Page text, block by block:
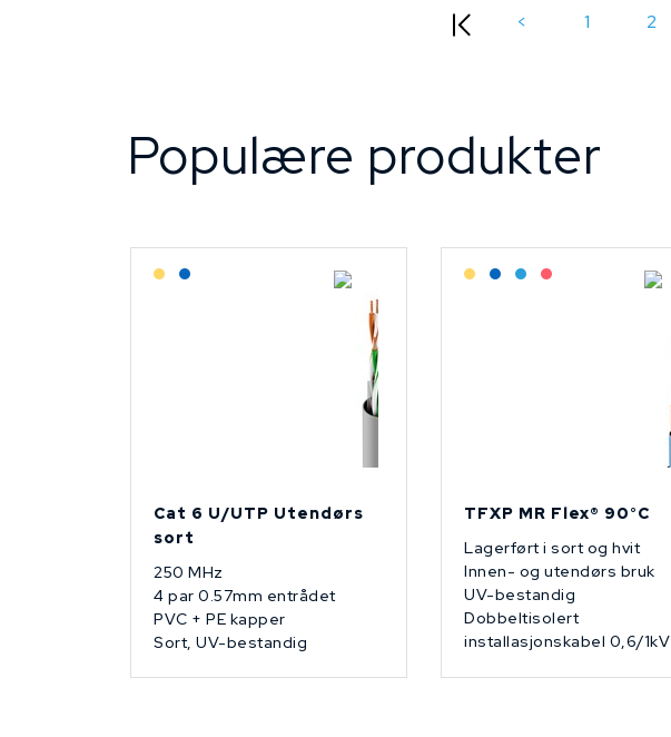
< 1 2
Populære produkter
Lagerført: Grossist
Lagerført: NEK Kabel
Cat 6 U/UTP Utendørs
sort
250 MHz
4 par 0.57mm entrådet
PVC + PE kapper
Sort, UV-bestandig
Lagerført: Grossist
Lagerført: NEK Kabel
Bestilling: 2-3 uker
På forespørsel
TFXP MR Flex® 90°C
Lagerført i sort og hvit
Innen- og utendørs bruk
UV-bestandig
Dobbeltisolert
installasjonskabel 0,6/1kV